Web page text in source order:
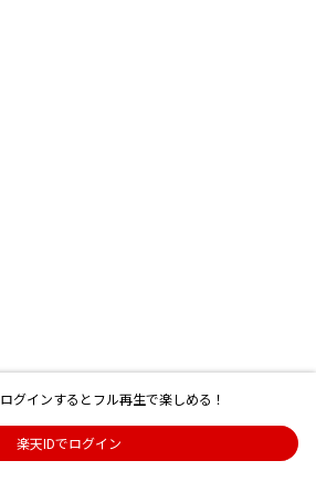
ログインするとフル再生で楽しめる！
楽天IDでログイン